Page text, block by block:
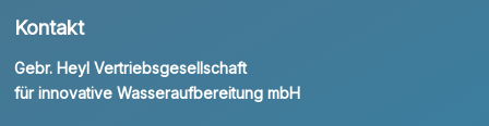
Kontakt
Gebr. Heyl Vertriebsgesellschaft
für innovative Wasseraufbereitung mbH